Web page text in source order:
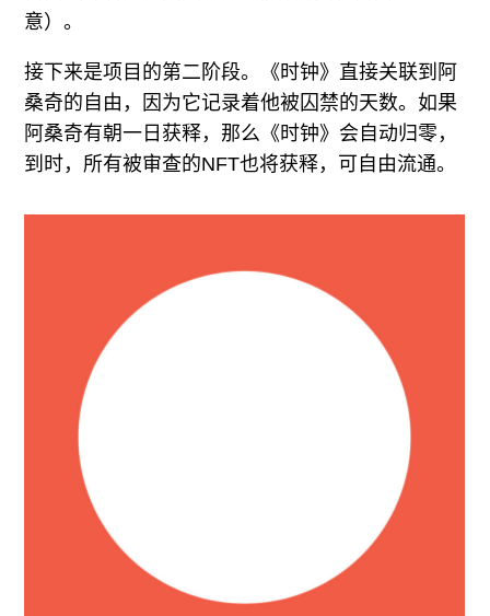
意）。
接下来是项目的第二阶段。《时钟》直接关联到阿
桑奇的自由，因为它记录着他被囚禁的天数。如果
阿桑奇有朝一日获释，那么《时钟》会自动归零，
到时，所有被审查的NFT也将获释，可自由流通。